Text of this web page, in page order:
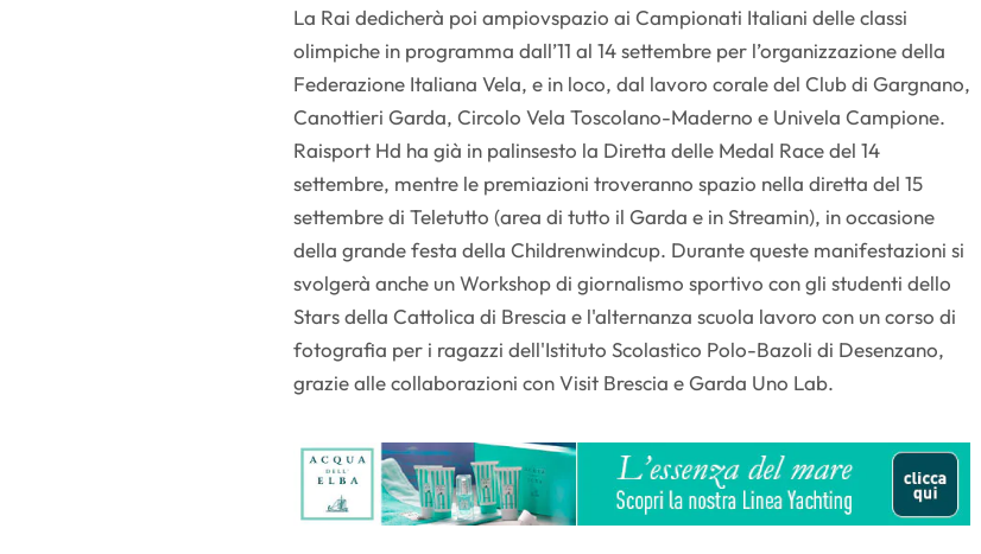
La Rai dedicherà poi ampiovspazio ai Campionati Italiani delle classi
olimpiche in programma dall’11 al 14 settembre per l’organizzazione della
Federazione Italiana Vela, e in loco, dal lavoro corale del Club di Gargnano,
Canottieri Garda, Circolo Vela Toscolano-Maderno e Univela Campione.
Raisport Hd ha già in palinsesto la Diretta delle Medal Race del 14
settembre, mentre le premiazioni troveranno spazio nella diretta del 15
settembre di Teletutto (area di tutto il Garda e in Streamin), in occasione
della grande festa della Childrenwindcup. Durante queste manifestazioni si
svolgerà anche un Workshop di giornalismo sportivo con gli studenti dello
Stars della Cattolica di Brescia e l'alternanza scuola lavoro con un corso di
fotografia per i ragazzi dell'Istituto Scolastico Polo-Bazoli di Desenzano,
grazie alle collaborazioni con Visit Brescia e Garda Uno Lab.